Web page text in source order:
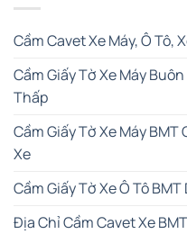
Cầm Cavet Xe Máy, Ô Tô,
Cầm Giấy Tờ Xe Máy
Thấp
Cầm Giấy Tờ Xe Máy
Xe
Cầm Giấy Tờ Xe Ô Tô
Địa Chỉ Cầm Cavet Xe